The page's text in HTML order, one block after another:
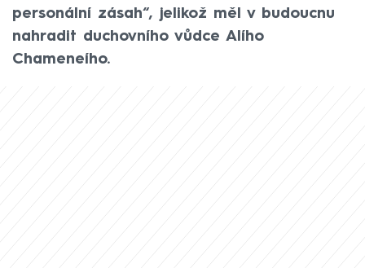
personální zásah“, jelikož měl v budoucnu
nahradit duchovního vůdce Alího
Chameneího.